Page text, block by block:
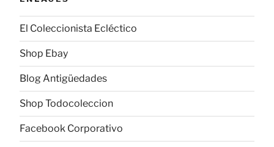
El Coleccionista Ecléctico
Shop Ebay
Blog Antigüedades
Shop Todocoleccion
Facebook Corporativo